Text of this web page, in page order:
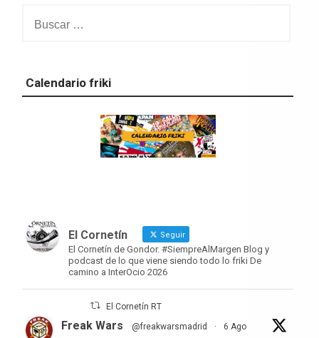
Calendario friki
El Cornetín Seguir
El Cornetín de Gondor. #SiempreAlMargen Blog y
podcast de lo que viene siendo todo lo friki De
camino a InterOcio 2026
El Cornetín RT
Freak Wars @freakwarsmadrid · 6 Ago